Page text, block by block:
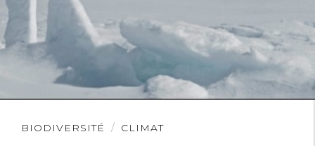
BIODIVERSITÉ CLIMAT
Lire